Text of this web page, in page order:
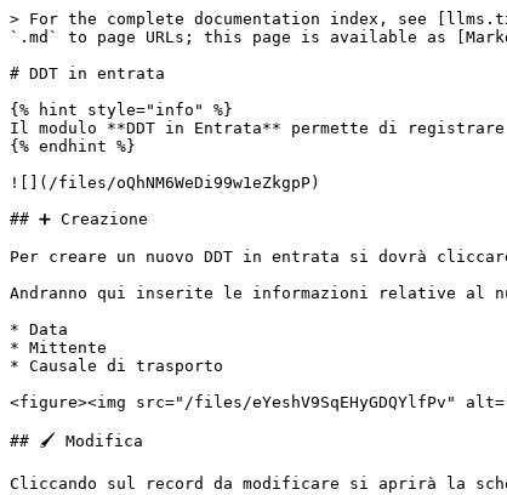
> For the complete documentation index, see
`.md` to page URLs; this page is available as
# DDT in entrata
{% hint style="info" %}
Il modulo **DDT in Entrata** permette di
{% endhint %}
![](/files/oQhNM6WeDi99w1eZkgpP)
## ➕ Creazione
Per creare un nuovo DDT in entrata si dovrà
Andranno qui inserite le informazioni relative al
* Data
* Mittente
* Causale di trasporto
<figure><img src="/files/eYeshV9SqEHyGDQYlfPv"
## 🖌️ Modifica
Cliccando sul record da modificare si aprirà la